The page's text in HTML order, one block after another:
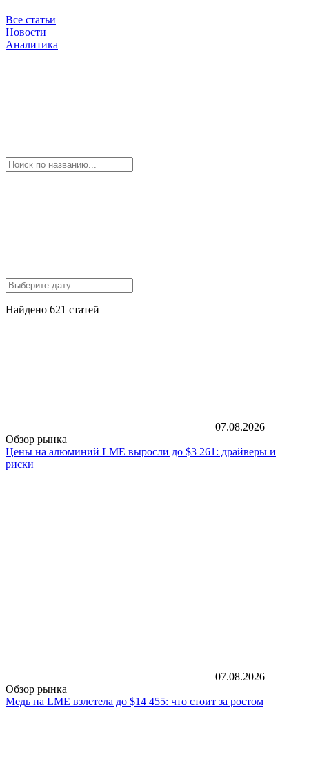
Все статьи
Новости
Аналитика
Найдено 621 статей
07.08.2026
Обзор рынка
Цены на алюминий LME выросли до $3 261: драйверы и
риски
07.08.2026
Обзор рынка
Медь на LME взлетела до $14 455: что стоит за ростом